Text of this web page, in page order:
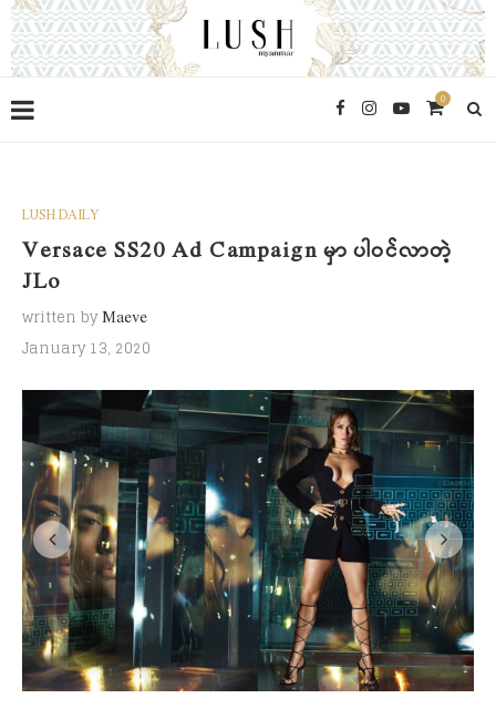
0
LUSH DAILY
Versace SS20 Ad Campaign မှာ ပါဝင်လာတဲ့
JLo
written byMaeve
January 13, 2020